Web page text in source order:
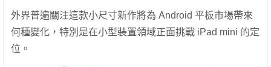
外界普遍關注這款小尺寸新作將為 Android 平板市場帶來
何種變化，特別是在小型裝置領域正面挑戰 iPad mini 的定
位。